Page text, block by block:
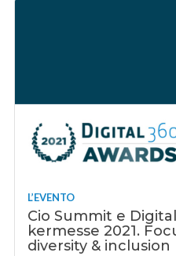
L’EVENTO
Cio Summit e
kermesse 2021.
diversity & inclusion